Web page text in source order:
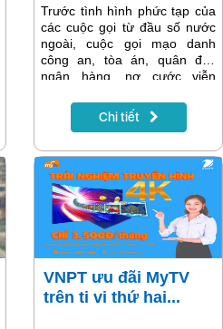
Trước tình hình phức tạp của
các cuộc gọi từ đầu số nước
ngoài, cuộc gọi mạo danh
công an, tòa án, quân đội,
ngân hàng, nợ cước viễn
gọi nháy máy từ các ứng dụng
OTT, VNPT nâng cao mức độ
trên toàn hệ thống. Đồng thời
khuyến cáo khách hàng hết
sức thận trọng trước tất cả
các cuộc gọi, nhắn tin bất
thường để tránh bị lừa đảo.
Chi tiết
VNPT ưu đãi MyTV
trên ti vi thứ hai...